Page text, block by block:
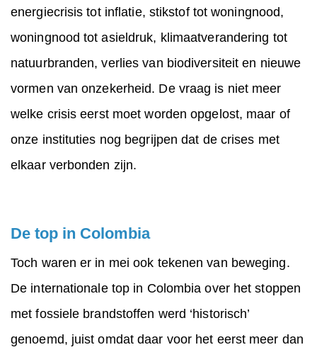
energiecrisis tot inflatie, stikstof tot woningnood,
woningnood tot asieldruk, klimaatverandering tot
natuurbranden, verlies van biodiversiteit en nieuwe
vormen van onzekerheid. De vraag is niet meer
welke crisis eerst moet worden opgelost, maar of
onze instituties nog begrijpen dat de crises met
elkaar verbonden zijn.
De top in Colombia
Toch waren er in mei ook tekenen van beweging.
De internationale top in Colombia over het stoppen
met fossiele brandstoffen werd ‘historisch’
genoemd, juist omdat daar voor het eerst meer dan